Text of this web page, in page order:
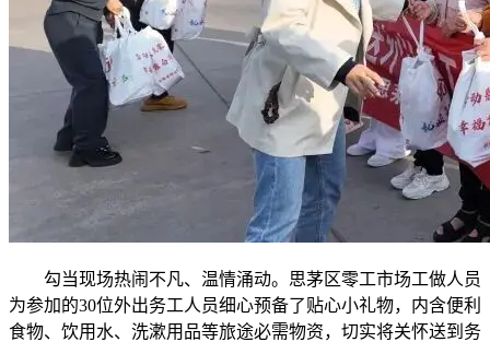
勾当现场热闹不凡、温情涌动。思茅区零工市场工做人员
为参加的30位外出务工人员细心预备了贴心小礼物，内含便利
食物、饮用水、洗漱用品等旅途必需物资，切实将关怀送到务